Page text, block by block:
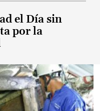
el Día sin
por la